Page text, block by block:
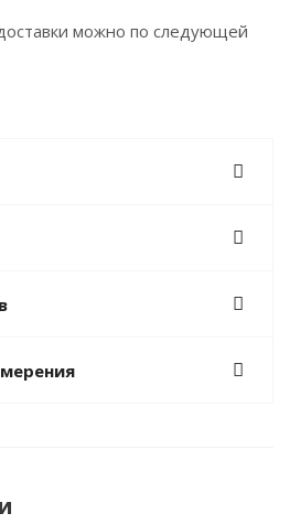
можно по следующей